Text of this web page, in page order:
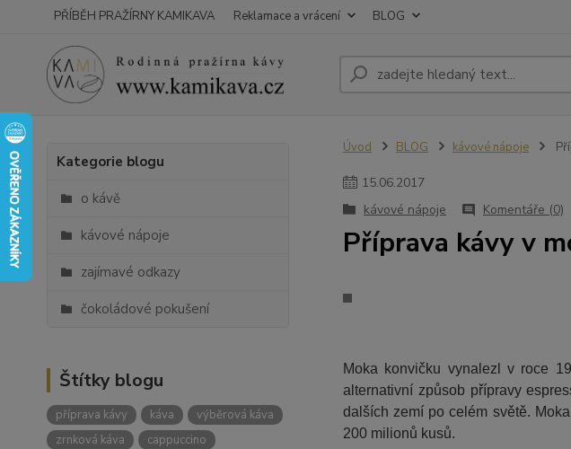
PŘÍBĚH PRAŽÍRNY KAMIKAVA Reklamace a vrácení BLOG
Kategorie blogu
o kávě
kávové nápoje
zajímavé odkazy
čokoládové pokušení
Štítky blogu
příprava kávy káva
výběrová káva
zrnková káva
cappuccino
Úvod BLOG kávové nápoje
15.06.2017
kávové nápoje
Komentáře (0)
Příprava kávy v
Moka konvičku vynalezl v roce
alternativní způsob přípravy
dalších zemí po celém světě.
200 milionů kusů.